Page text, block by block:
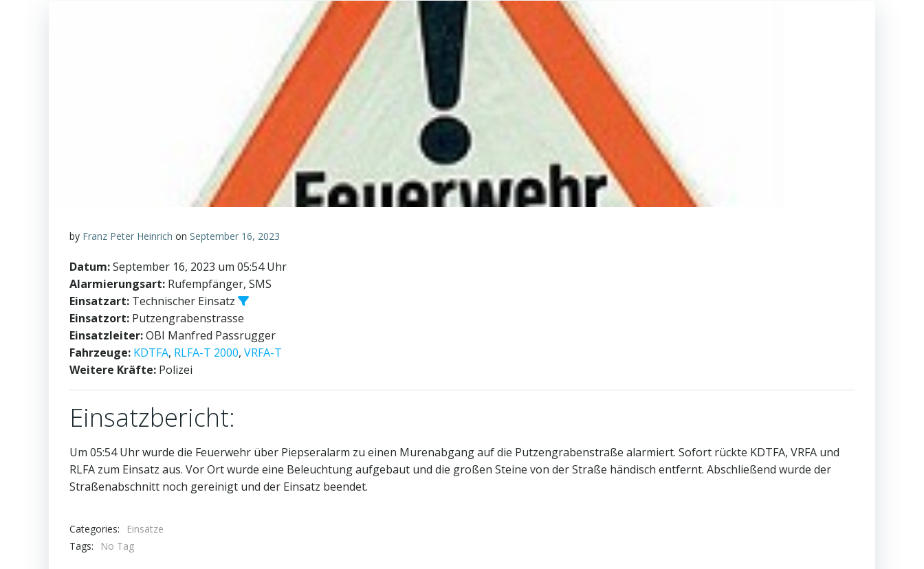
by Franz Peter Heinrich on September 16, 2023
Datum:September 16, 2023 um 05:54 Uhr
Alarmierungsart: Rufempfänger, SMS
Einsatzart: Technischer Einsatz
Einsatzort: Putzengrabenstrasse
Einsatzleiter:OBI Manfred Passrugger
Fahrzeuge: KDTFA, RLFA-T 2000, VRFA-T
Weitere Kräfte: Polizei
Einsatzbericht:
Um 05:54 Uhr wurde die Feuerwehr über Piepseralarm zu einen Murenabgang auf die Putzengrabenstraße alarmiert. Sofort rückte KDTFA, VRFA und
RLFA zum Einsatz aus. Vor Ort wurde eine Beleuchtung aufgebaut und die großen Steine von der Straße händisch entfernt. Abschließend wurde der
Straßenabschnitt noch gereinigt und der Einsatz beendet.
Categories:
Einsätze
Tags:
No Tag